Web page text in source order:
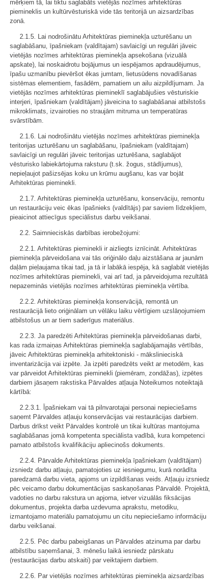
mērķiem tā, lai tiktu saglabāts vietējās nozīmes arhitektūras
piemineklis un kultūrvēsturiskā vide tās teritorijā un aizsardzības
zonā.
2.1.5. Lai nodrošinātu Arhitektūras pieminekļa uzturēšanu un
saglabāšanu, īpašniekam (valdītajam) savlaicīgi un regulāri jāveic
vietējās nozīmes arhitektūras pieminekļa apsekošana (vizuālā
apskate), lai noskaidrotu bojājumus un iespējamos apdraudējumus,
īpašu uzmanību pievēršot ēkas jumtam, lietusūdens novadīšanas
sistēmas elementiem, fasādēm, pamatiem un ailu aizpildījumam. Ja
vietējās nozīmes arhitektūras piemineklī saglabājušies vēsturiskie
interjeri, īpašniekam (valdītājam) jāveicina to saglabāšanai atbilstošs
mikroklimats, izvairoties no straujām mitruma un temperatūras
svārstībām.
2.1.6. Lai nodrošinātu vietējās nozīmes arhitektūras pieminekļa
teritorijas uzturēšanu un saglabāšanu, īpašniekam (valdītajam)
savlaicīgi un regulāri jāveic teritorijas uzturēšana, saglabājot
vēsturisko labiekārtojuma raksturu (t.sk. žogus, stādījumus),
nepieļaujot pašizsējas koku un krūmu augšanu, kas var bojāt
Arhitektūras pieminekli.
2.1.7. Arhitektūras pieminekļa uzturēšanu, konservāciju, remontu
un restaurāciju veic ēkas īpašnieks (valdītājs) par saviem līdzekļiem,
pieaicinot attiecīgus speciālistus darbu veikšanai.
2.2. Saimnieciskās darbības ierobežojumi:
2.2.1. Arhitektūras pieminekli ir aizliegts iznīcināt. Arhitektūras
pieminekļa pārveidošana vai tās oriģinālo daļu aizstāšana ar jaunām
daļām pieļaujama tikai tad, ja tā ir labākā iespēja, kā saglabāt vietējās
nozīmes arhitektūras pieminekli, vai arī tad, ja pārveidojuma rezultātā
nepazeminās vietējās nozīmes arhitektūras pieminekļa vērtība.
2.2.2. Arhitektūras pieminekļa konservācijā, remontā un
restaurācijā lieto oriģinālam un vēlāku laiku vērtīgiem uzslāņojumiem
atbilstošus un ar tiem saderīgus materiālus.
2.2.3. Ja paredzēti Arhitektūras pieminekļa pārveidošanas darbi,
kas rada izmaiņas Arhitektūras pieminekļa saglabājamajās vērtībās,
jāveic Arhitektūras pieminekļa arhitektoniski - mākslinieciskā
inventarizācija vai izpēte. Ja izpēti paredzēts veikt ar metodēm, kas
var pārveidot Arhitektūras pieminekli (piemēram, zondāžas), izpētes
darbiem jāsaņem rakstiska Pārvaldes atļauja Noteikumos noteiktajā
kārtībā:
2.2.3.1. Īpašniekam vai tā pilnvarotajai personai nepieciešams
saņemt Pārvaldes atļauju konservācijas vai restaurācijas darbiem.
Darbus drīkst veikt Pārvaldes kontrolē un tikai kultūras mantojuma
saglabāšanas jomā kompetenta speciālista vadībā, kura kompetenci
pamato atbilstošs kvalifikāciju apliecinošs dokuments.
2.2.4. Pārvalde Arhitektūras pieminekļa īpašniekam (valdītājam)
izsniedz darbu atļauju, pamatojoties uz iesniegumu, kurā norādīta
paredzamā darbu vieta, apjoms un izpildīšanas veids. Atļauju izsniedz
pēc veicamo darbu dokumentācijas saskaņošanas Pārvaldē. Projektā,
vadoties no darbu rakstura un apjoma, ietver vizuālās fiksācijas
dokumentus, projekta darba uzdevuma aprakstu, metodiku,
izmantojamo materiālu pamatojumu un citu nepieciešamo informāciju
darbu veikšanai.
2.2.5. Pēc darbu pabeigšanas un Pārvaldes atzinuma par darbu
atbilstību saņemšanai, 3. mēnešu laikā iesniedz pārskatu
(restaurācijas darbu atskaiti) par veiktajiem darbiem.
2.2.6. Par vietējās nozīmes arhitektūras pieminekļa aizsardzības